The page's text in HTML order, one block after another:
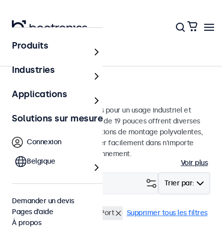
Écrans
Moniteurs 19 pouces
Moniteurs 19 pouces conçus pour un usage industriel et
commercial. Ces moniteurs de 19 pouces offrent diverses
connexions vidéo et des options de montage polyvalentes,
leur permettant de s'intégrer facilement dans n'importe
quelle application et environnement.
Voir plus
Trier par:
Filtrer (0)
Écrans 19 pouces DisplayPort Supprimer tous les filtres
Produits
Industries
Applications
Solutions sur mesure
Connexion
Belgique
Demander un devis
Pages d’aide
À propos